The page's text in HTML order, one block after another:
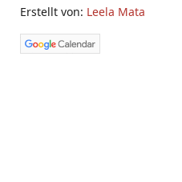
Erstellt von: Leela Mata